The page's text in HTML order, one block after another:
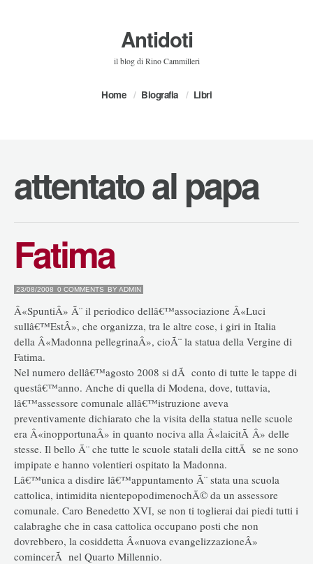
Antidoti
il blog di Rino Cammilleri
Home Biografia Libri
attentato al papa
Fatima
23/08/2008 0 COMMENTS BY ADMIN
Â«SpuntiÂ» Ã¨ il periodico dellâ€™associazione Â«Luci
sullâ€™EstÂ», che organizza, tra le altre cose, i giri in Italia
della Â«Madonna pellegrinaÂ», cioÃ¨ la statua della Vergine di
Fatima.
Nel numero dellâ€™agosto 2008 si dÃ conto di tutte le tappe di
questâ€™anno. Anche di quella di Modena, dove, tuttavia,
lâ€™assessore comunale allâ€™istruzione aveva
preventivamente dichiarato che la visita della statua nelle scuole
era Â«inopportunaÂ» in quanto nociva alla Â«laicitÃ Â» delle
stesse. Il bello Ã¨ che tutte le scuole statali della cittÃ se ne sono
impipate e hanno volentieri ospitato la Madonna.
Lâ€™unica a disdire lâ€™appuntamento Ã¨ stata una scuola
cattolica, intimidita nientepopodimenochÃ© da un assessore
comunale. Caro Benedetto XVI, se non ti toglierai dai piedi tutti i
calabraghe che in casa cattolica occupano posti che non
dovrebbero, la cosiddetta Â«nuova evangelizzazioneÂ»
comincerÃ nel Quarto Millennio.